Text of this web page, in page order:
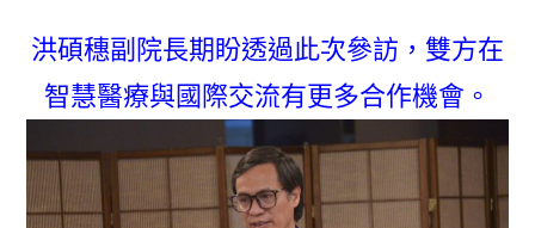
洪碩穗副院長期盼透過此次參訪，雙方在
智慧醫療與國際交流有更多合作機會。